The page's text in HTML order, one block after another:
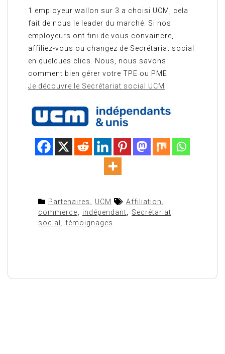
1 employeur wallon sur 3 a choisi UCM, cela
fait de nous le leader du marché. Si nos
employeurs ont fini de vous convaincre,
affiliez-vous ou changez de Secrétariat social
en quelques clics. Nous, nous savons
comment bien gérer votre TPE ou PME.
Je découvre le Secrétariat social UCM
Partenaires UCM Affiliation
commerce
indépendant
Secrétariat
social
,témoignages